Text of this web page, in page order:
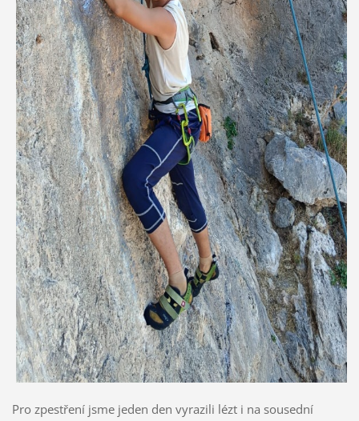
Pro zpestření jsme jeden den vyrazili lézt i na sousední